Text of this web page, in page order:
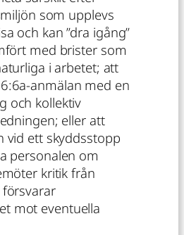
som upplevs
och kan ”dra igång”
med brister som
i arbetet; att
anmälan med en
och kollektiv
eller att
vid ett skyddsstopp
personalen om
kritik från
mot eventuella